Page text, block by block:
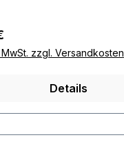
zzgl. Versandkosten
Details